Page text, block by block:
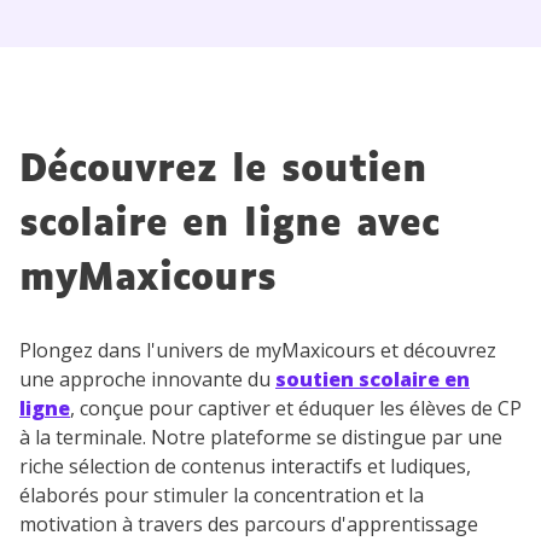
Découvrez le soutien
scolaire en ligne avec
myMaxicours
Plongez dans l'univers de myMaxicours et découvrez
une approche innovante du soutien scolaire en
ligne, conçue pour captiver et éduquer les élèves de CP
à la terminale. Notre plateforme se distingue par une
riche sélection de contenus interactifs et ludiques,
élaborés pour stimuler la concentration et la
motivation à travers des parcours d'apprentissage